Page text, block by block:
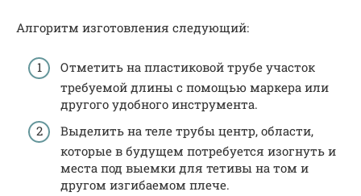
Алгоритм изготовления следующий:
Отметить на пластиковой трубе участок
требуемой длины с помощью маркера или
другого удобного инструмента.
Выделить на теле трубы центр, области,
которые в будущем потребуется изогнуть и
места под выемки для тетивы на том и
другом изгибаемом плече.